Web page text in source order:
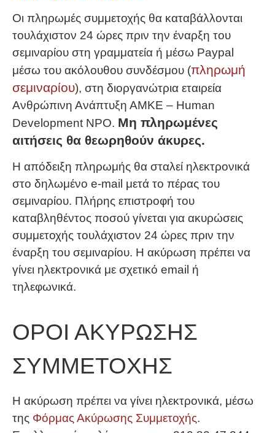
Οι πληρωμές συμμετοχής θα καταβάλλονται
τουλάχιστον 24 ώρες πριν την έναρξη του
σεμιναρίου στη γραμματεία ή μέσω Paypal
μέσω του ακόλουθου συνδέσμου (πληρωμή
σεμιναρίου), στη διοργανώτρια εταιρεία
Ανθρώπινη Ανάπτυξη ΑΜΚΕ – Human
Development NPO. Μη πληρωμένες
αιτήσεις θα θεωρηθούν άκυρες.
Η απόδειξη πληρωμής θα σταλεί ηλεκτρονικά
στο δηλωμένο e-mail μετά το πέρας του
σεμιναρίου. Πλήρης επιστροφή του
καταβληθέντος ποσού γίνεται για ακυρώσεις
συμμετοχής τουλάχιστον 24 ώρες πριν την
έναρξη του σεμιναρίου. Η ακύρωση πρέπει να
γίνει ηλεκτρονικά με σχετικό email ή
τηλεφωνικά.
ΟΡΟΙ ΑΚΥΡΩΣΗΣ
ΣΥΜΜΕΤΟΧΗΣ
Η ακύρωση πρέπει να γίνει ηλεκτρονικά, μέσω
της Φόρμας Ακύρωσης Συμμετοχής.